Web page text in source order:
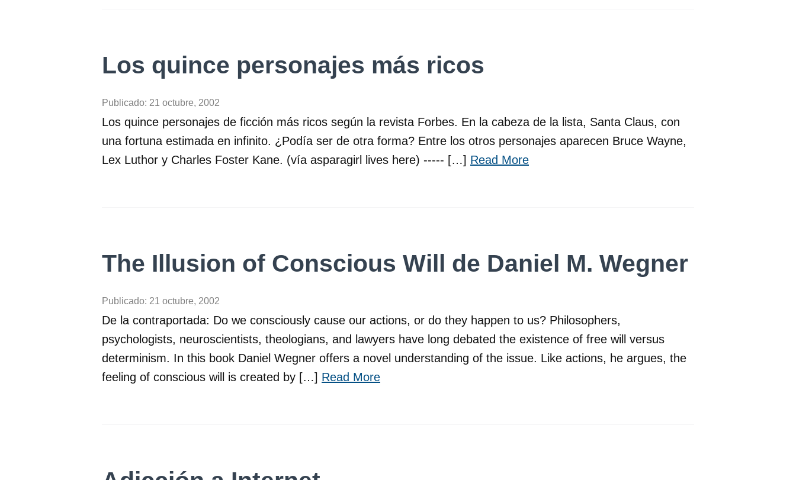
Los quince personajes más ricos
Publicado: 21 octubre, 2002
Los quince personajes de ficción más ricos según la revista Forbes. En la cabeza de la lista, Santa Claus, con
una fortuna estimada en infinito. ¿Podía ser de otra forma? Entre los otros personajes aparecen Bruce Wayne,
Lex Luthor y Charles Foster Kane. (vía asparagirl lives here) ----- […] Read More
The Illusion of Conscious Will de Daniel M. Wegner
Publicado: 21 octubre, 2002
De la contraportada: Do we consciously cause our actions, or do they happen to us? Philosophers,
psychologists, neuroscientists, theologians, and lawyers have long debated the existence of free will versus
determinism. In this book Daniel Wegner offers a novel understanding of the issue. Like actions, he argues, the
feeling of conscious will is created by […] Read More